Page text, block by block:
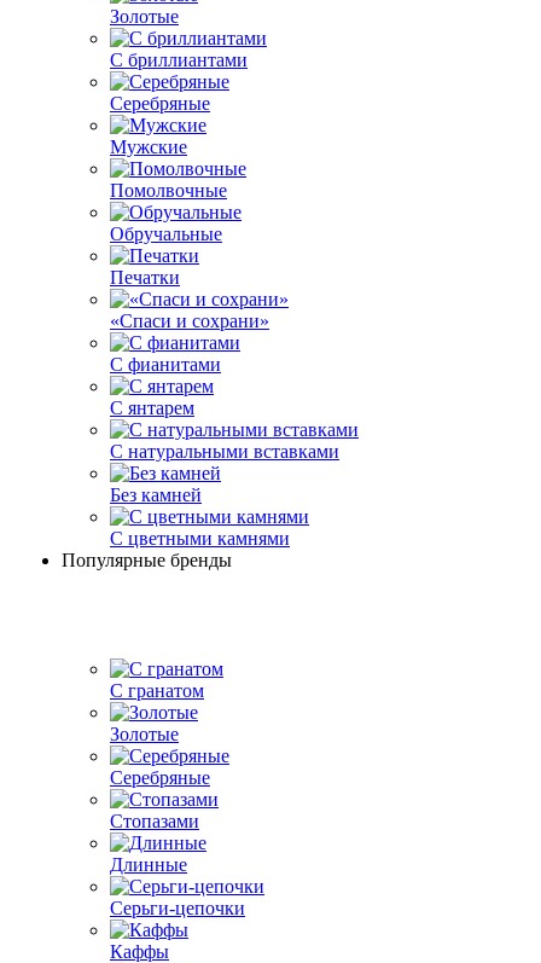
Золотые
С бриллиантами
Серебряные
Мужские
Помолвочные
Обручальные
Печатки
«Спаси и сохрани»
С фианитами
С янтарем
С натуральными вставками
Без камней
С цветными камнями
Популярные бренды
С гранатом
Золотые
Серебряные
Стопазами
Длинные
Серьги-цепочки
Каффы